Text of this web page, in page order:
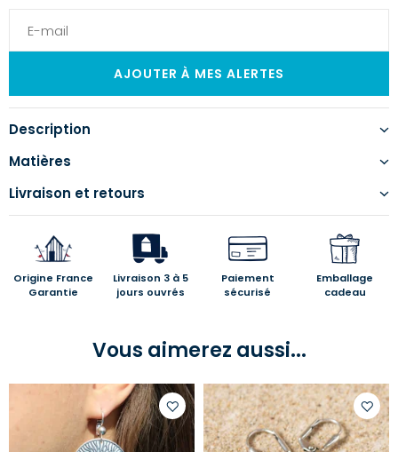
Description
Matières
Livraison et retours
Origine France
Garantie
Livraison 3 à 5
jours ouvrés
Paiement
sécurisé
Emballage
cadeau
Vous aimerez aussi...
Ajouter